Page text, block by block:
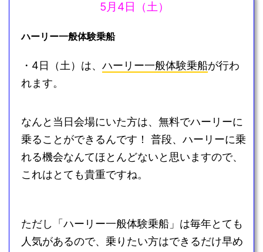
5月4日（土）
ハーリー一般体験乗船
・4日（土）は、 ハーリー一般体験乗船が行わ
れます。
なんと当日会場にいた方は、無料でハーリーに
乗ることができるんです！ 普段、ハーリーに乗
れる機会なんてほとんどないと思いますので、
これはとても貴重ですね。
ただし「ハーリー一般体験乗船」は毎年とても
人気があるので、乗りたい方はできるだけ早め